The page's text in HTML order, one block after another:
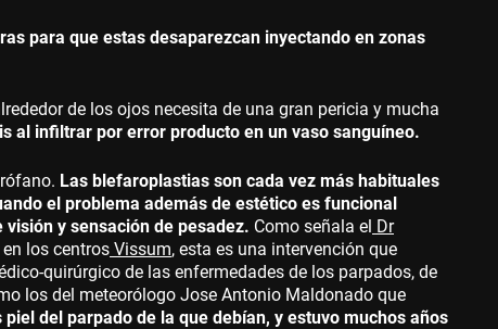
para que estas desaparezcan inyectando en zonas
de los ojos necesita de una gran pericia y mucha
al infiltrar por error producto en un vaso sanguíneo.
Las blefaroplastias son cada vez más habituales
el problema además de estético es funcional
y sensación de pesadez. Como señala el Dr
los centros Vissum, esta es una intervención que
quirúrgico de las enfermedades de los parpados, de
los del meteorólogo Jose Antonio Maldonado que
del parpado de la que debían, y estuvo muchos años